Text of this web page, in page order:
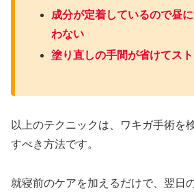
成分が定着しているので昼
わない
塗り直しの手間が省けてス
以上のテクニックは、ワキガ手術を
すべき方法です。
就寝前のケアを加えるだけで、翌日